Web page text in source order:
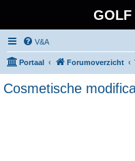
GOLF
V&A
Portaal Forumoverzicht
Cosmetische